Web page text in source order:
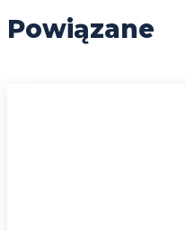
Powiązane